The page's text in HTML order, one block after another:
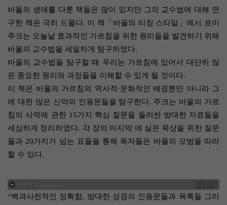
바울의 생애를 다룬 책들은 많이 있지만 그의 교수법에 대해 연
구한 책은 극히 드물다. 이 책「바울의 티칭 스타일」에서 로이
주크는 오늘날 효과적인 가르침을 위한 원리들을 발견하기 위해
바울의 교수법을 세밀하게 탐구하였다.
바울의 교수법을 탐구할 때 우리는 가르침에 있어서 대단히 많
은 중요한 원리와 과정들을 이해할 수 있게 될 것이다.
이 책은 바울의 가르침의 역사적·문화적인 배경뿐만 아니라 그
에 대한 많은 신약의 인용문들을 탐구한다. 주크는 바울의 가르
침의 사역에 관한 15가지 핵심 질문을 둘러싼 방대한 자료들을
세심하게 정리하였다. 각 장의 마지막 에 실은 묵상을 위한 질문
들과 20가지가 넘는 표들을 통해 독자들은 바울의 모범을 따라
할 수 있다.
“백과사전적인 정확함, 방대한 성경의 인용문들과 목록들 그리